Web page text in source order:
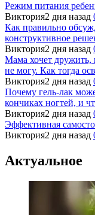
Режим питания
Виктория2 дня назад
Как правильно
конструктивное
Виктория2 дня назад
Мама хочет дружить,
не могу. Как тогда
Виктория2 дня назад
Почему гель-лак
кончиках ногтей, и
Виктория2 дня назад
Эффективная
Виктория2 дня назад
Актуальное